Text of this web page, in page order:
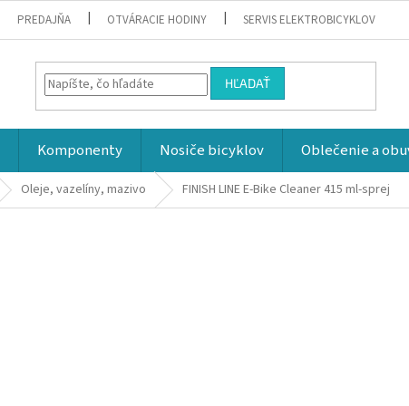
PREDAJŇA OTVÁRACIE HODINY SERVIS ELEKTROBICYKLOV
HĽADAŤ
Komponenty Nosiče bicyklov Oblečenie a
Oleje, vazelíny, mazivo FINISH LINE E-Bike Cleaner 415 ml-sprej